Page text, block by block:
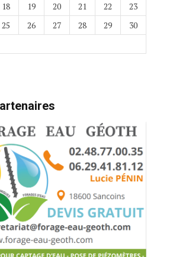
18 19 20 21 22
23
25 26 27 28 29
30